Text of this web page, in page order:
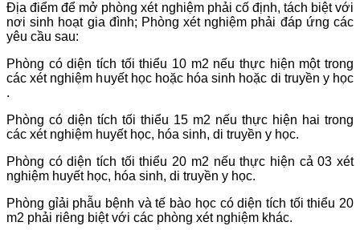
Địa điểm để mở phòng xét nghiệm phải cố định, tách biệt với
nơi sinh hoạt gia đình; Phòng xét nghiệm phải đáp ứng các
yêu cầu sau:
Phòng có diện tích tối thiểu 10 m2 nếu thực hiện một trong
các xét nghiệm huyết học hoặc hóa sinh hoặc di truyền y học
.
Phòng có diện tích tối thiểu 15 m2 nếu thực hiện hai trong
các xét nghiệm huyết học, hóa sinh, di truyền y học.
Phòng có diện tích tối thiểu 20 m2 nếu thực hiện cả 03 xét
nghiệm huyết học, hóa sinh, di truyền y học.
Phòng gỉải phẫu bệnh và tế bào học có diện tích tối thiểu 20
m2 phải riêng biệt với các phòng xét nghiệm khác.